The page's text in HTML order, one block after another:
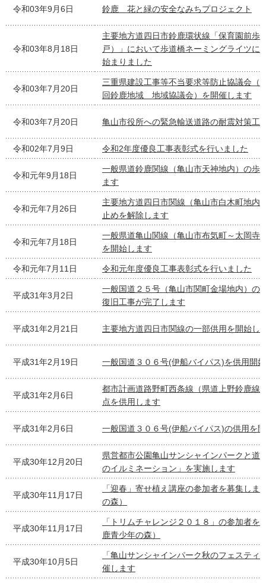
令和03年9月6日 鈴鹿 花と緑の安全なみちプロジェクト
令和03年8月18日
主要地方道四日市鈴鹿環状線「保育園前歩
戸）」において歩道橋ネーミングライツに
始まりました
令和03年7月20日
三重県建設工事等不当要求等防止協議会（
回鈴鹿地域 地域協議会）を開催します
令和03年7月20日 亀山市役所への緊急輸送道路の耐震対策工
令和02年7月9日 令和2年度優良工事表彰式を行いました
令和元年9月18日
一般県道鈴鹿関線（亀山市天神地内）の歩
ます
令和元年7月26日
主要地方道四日市関線（亀山市白木町地内
止めを解除します
令和元年7月18日
一般県道亀山関線（亀山市布気町～太岡寺
を開始します
令和元年7月11日 令和元年度優良工事表彰式を行いました
平成31年3月2日
一般国道２５号（亀山市関町金場地内）の
復旧工事が完了します
平成31年2月21日 主要地方道四日市関線の一部供用を開始し
平成31年2月19日 一般国道３０６号(伊船バイパス)を供用開
平成31年2月6日
都市計画道路野町西条線（県道上野鈴鹿線
点を供用します
平成31年2月6日 一般国道３０６号(伊船バイパス)の供用を
平成30年12月20日
県営都市公園亀山サンシャインパークと道
のイルミネーション」を実施します
平成30年11月17日
「迎春」寄せ植え講座の参加者を募集しま
の森）
平成30年11月17日
「トリムチャレンジ２０１８」の参加者を
鹿青少年の森）
平成30年10月5日
「亀山サンシャインパーク秋のフェスティ
催します